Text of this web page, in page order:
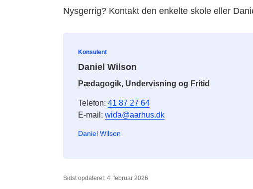
Nysgerrig? Kontakt den enkelte skole eller
Konsulent
Daniel Wilson
Pædagogik, Undervisning og Fritid
Telefon: 41 87 27 64
E-mail: wida@aarhus.dk
Daniel Wilson
Sidst opdateret: 4. februar 2026